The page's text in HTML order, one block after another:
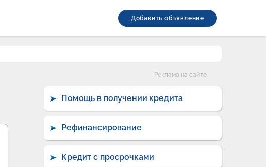
Добавить объявление
Реклама на сайте
Помощь в получении кредита
Рефинансирование
Кредит с просрочками